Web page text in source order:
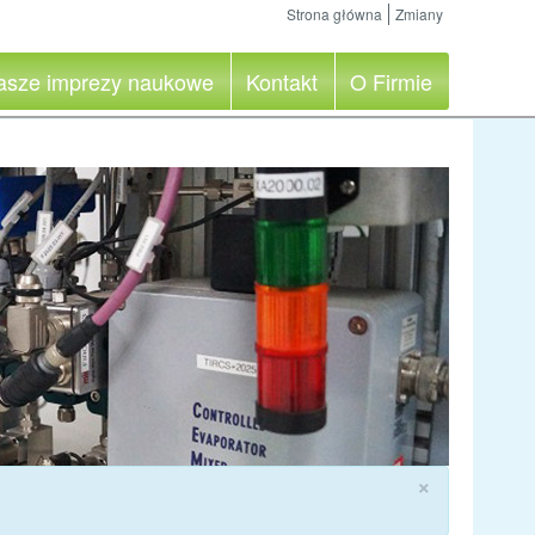
Strona główna Zmiany
imprezy naukowe Kontakt O Firmie
×